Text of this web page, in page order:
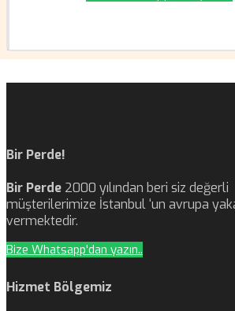
Bir Perde!
Bir Perde 2000 yılından beri siz değerli
müşterilerimize İstanbul ‘un avrupa
vermektedir.
Bize Whatsapp'dan yazın..
Hizmet Bölgemiz